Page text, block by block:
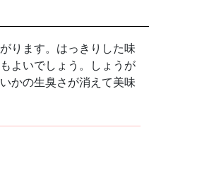
ります。はっきりした味
よいでしょう。しょうが
かの生臭さが消えて美味